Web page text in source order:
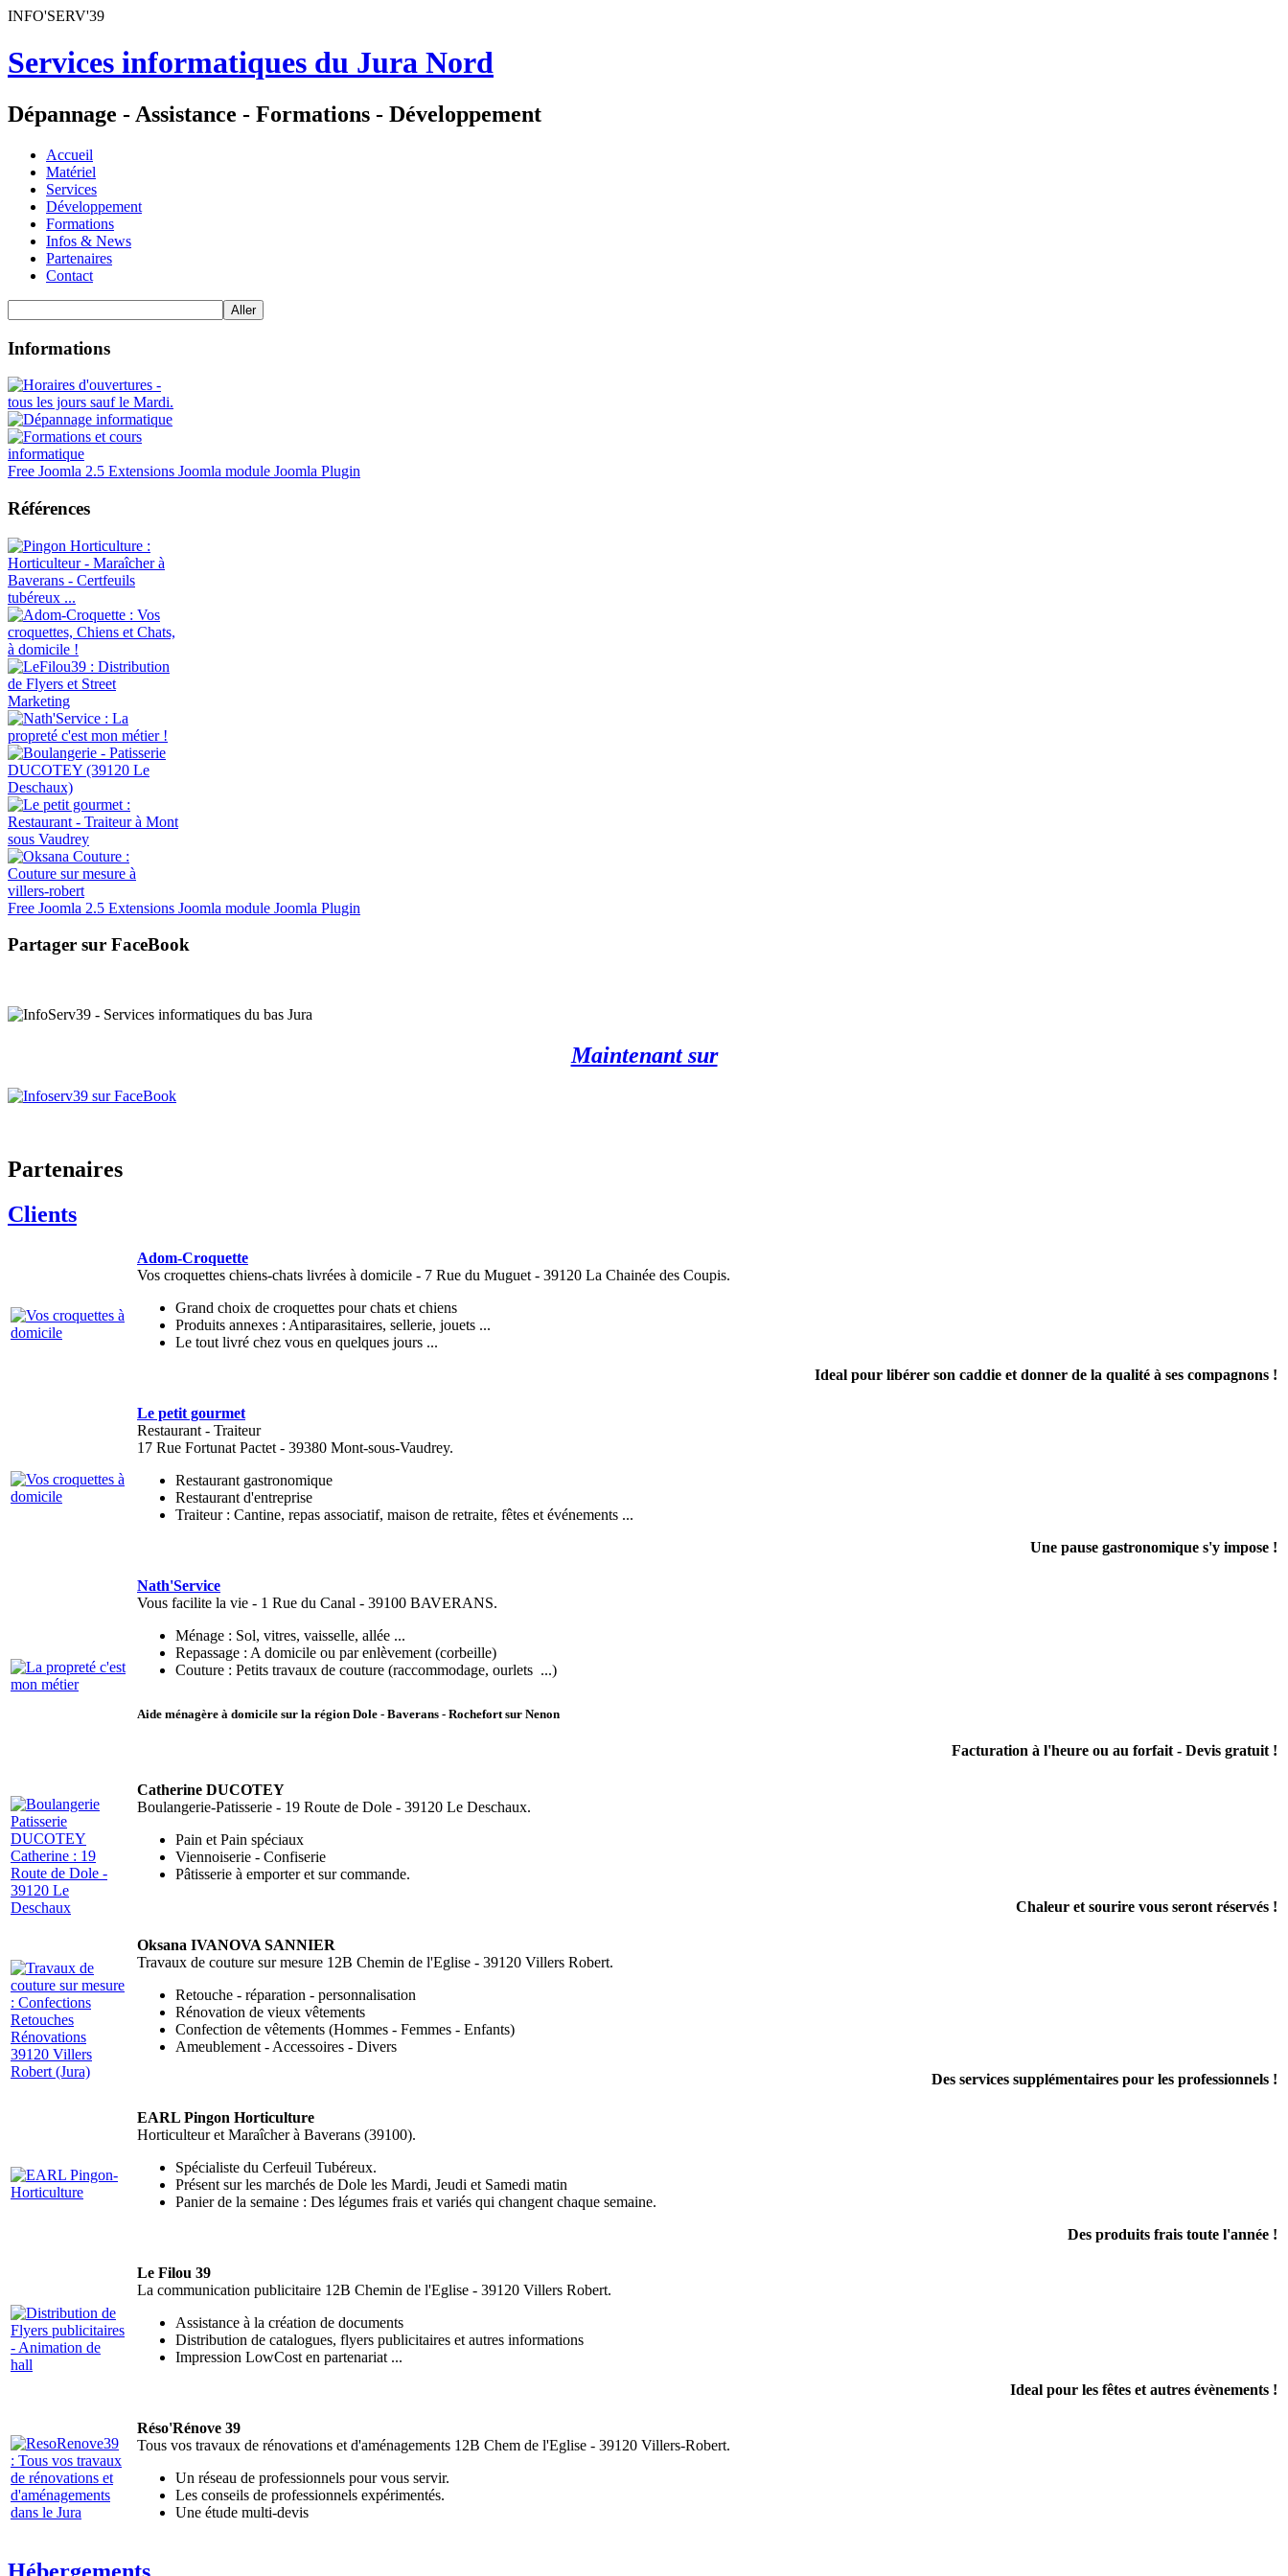
INFO'SERV'39
Services informatiques du Jura Nord
Dépannage - Assistance - Formations - Développement
Accueil
Matériel
Services
Développement
Formations
Infos & News
Partenaires
Contact
Informations
Free Joomla 2.5 Extensions Joomla module Joomla Plugin
Références
Free Joomla 2.5 Extensions Joomla module Joomla Plugin
Partager sur FaceBook
Maintenant sur
Partenaires
Clients
Adom-Croquette
Vos croquettes chiens-chats livrées à domicile - 7 Rue du Muguet - 39120 La Chainée des Coupis.
Grand choix de croquettes pour chats et chiens
Produits annexes : Antiparasitaires, sellerie, jouets ...
Le tout livré chez vous en quelques jours ...
Ideal pour libérer son caddie et donner de la qualité à ses compagnons !
Le petit gourmet
Restaurant - Traiteur
17 Rue Fortunat Pactet - 39380 Mont-sous-Vaudrey.
Restaurant gastronomique
Restaurant d'entreprise
Traiteur : Cantine, repas associatif, maison de retraite, fêtes et événements ...
Une pause gastronomique s'y impose !
Nath'Service
Vous facilite la vie - 1 Rue du Canal - 39100 BAVERANS.
Ménage : Sol, vitres, vaisselle, allée ...
Repassage : A domicile ou par enlèvement (corbeille)
Couture : Petits travaux de couture (raccommodage, ourlets ...)
Aide ménagère à domicile sur la région Dole - Baverans - Rochefort sur Nenon
Facturation à l'heure ou au forfait - Devis gratuit !
Catherine DUCOTEY
Boulangerie-Patisserie - 19 Route de Dole - 39120 Le Deschaux.
Pain et Pain spéciaux
Viennoiserie - Confiserie
Pâtisserie à emporter et sur commande.
Chaleur et sourire vous seront réservés !
Oksana IVANOVA SANNIER
Travaux de couture sur mesure 12B Chemin de l'Eglise - 39120 Villers Robert.
Retouche - réparation - personnalisation
Rénovation de vieux vêtements
Confection de vêtements (Hommes - Femmes - Enfants)
Ameublement - Accessoires - Divers
Des services supplémentaires pour les professionnels !
EARL Pingon Horticulture
Horticulteur et Maraîcher à Baverans (39100).
Spécialiste du Cerfeuil Tubéreux.
Présent sur les marchés de Dole les Mardi, Jeudi et Samedi matin
Panier de la semaine : Des légumes frais et variés qui changent chaque semaine.
Des produits frais toute l'année !
Le Filou 39
La communication publicitaire 12B Chemin de l'Eglise - 39120 Villers Robert.
Assistance à la création de documents
Distribution de catalogues, flyers publicitaires et autres informations
Impression LowCost en partenariat ...
Ideal pour les fêtes et autres évènements !
Réso'Rénove 39
Tous vos travaux de rénovations et d'aménagements 12B Chem de l'Eglise - 39120 Villers-Robert.
Un réseau de professionnels pour vous servir.
Les conseils de professionnels expérimentés.
Une étude multi-devis
Hébergements